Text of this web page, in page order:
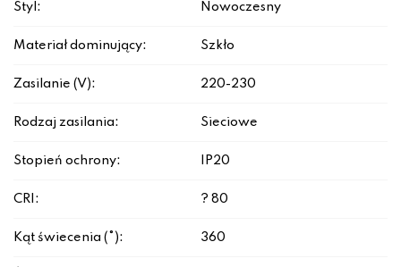
Styl: Nowoczesny
Materiał dominujący: Szkło
Zasilanie (V): 220-230
Rodzaj zasilania: Sieciowe
Stopień ochrony: IP20
CRI: ? 80
Kąt świecenia (°): 360